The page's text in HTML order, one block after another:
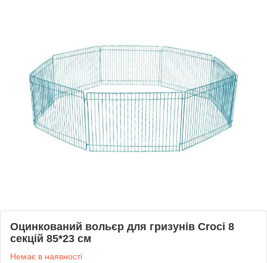
Оцинкований вольєр для гризунів Croci 8
секцій 85*23 см
Немає в наявності